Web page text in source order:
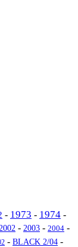
- 1973 - 1974 -
2002 - 2003 - 2004 -
- BLACK 2/04 -